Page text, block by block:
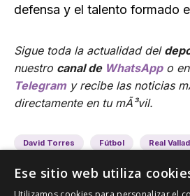
defensa y el talento formado
Sigue toda la actualidad del
nuestro canal de WhatsAppo en
Telegramy recibe las noticias
directamente en tu mÃ³vil.
David Torres Fútbol Real
Ese sitio web utiliza